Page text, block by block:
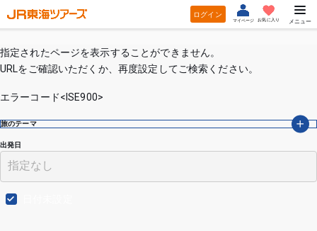
ログイン
マイページ お気に入り メニュー
指定されたページを表示することができません。
URLをご確認いただくか、再度設定してご検索ください。
エラーコード<ISE900>
出発日
旅のテーマ